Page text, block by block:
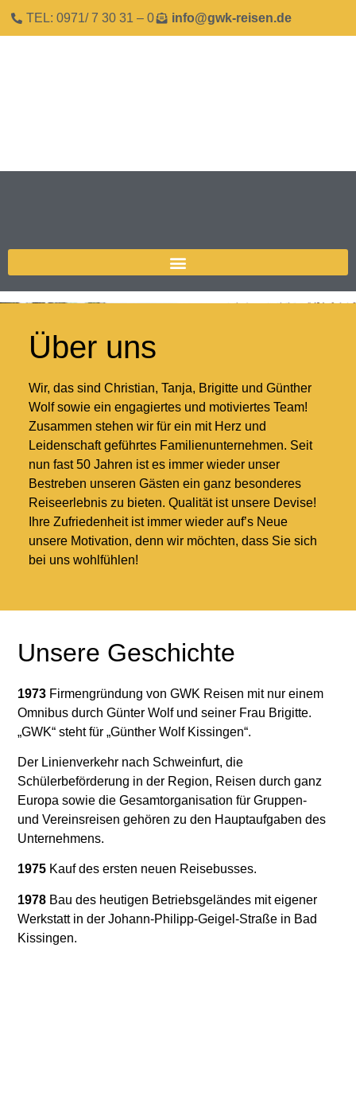
TEL: 0971/ 7 30 31 – 0 info@gwk-reisen.de
Über uns
Wir, das sind Christian, Tanja, Brigitte und Günther
Wolf sowie ein engagiertes und motiviertes Team!
Zusammen stehen wir für ein mit Herz und
Leidenschaft geführtes Familienunternehmen. Seit
nun fast 50 Jahren ist es immer wieder unser
Bestreben unseren Gästen ein ganz besonderes
Reiseerlebnis zu bieten. Qualität ist unsere Devise!
Ihre Zufriedenheit ist immer wieder auf’s Neue
unsere Motivation, denn wir möchten, dass Sie sich
bei uns wohlfühlen!
Unsere Geschichte
1973 Firmengründung von GWK Reisen mit nur einem
Omnibus durch Günter Wolf und seiner Frau Brigitte.
„GWK“ steht für „Günther Wolf Kissingen“.
Der Linienverkehr nach Schweinfurt, die
Schülerbeförderung in der Region, Reisen durch ganz
Europa sowie die Gesamtorganisation für Gruppen-
und Vereinsreisen gehören zu den Hauptaufgaben des
Unternehmens.
1975 Kauf des ersten neuen Reisebusses.
1978 Bau des heutigen Betriebsgeländes mit eigener
Werkstatt in der Johann-Philipp-Geigel-Straße in Bad
Kissingen.